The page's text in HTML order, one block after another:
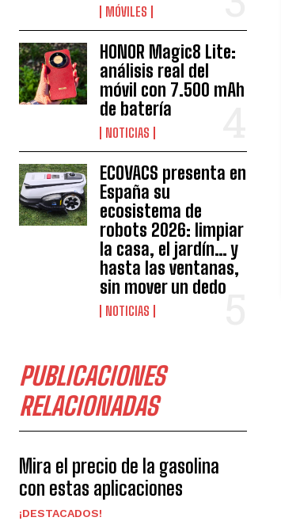
MÓVILES
HONOR Magic8 Lite:
análisis real del
móvil con 7.500 mAh
de batería
NOTICIAS
ECOVACS presenta en
España su
ecosistema de
robots 2026: limpiar
la casa, el jardín… y
hasta las ventanas,
sin mover un dedo
NOTICIAS
PUBLICACIONES
RELACIONADAS
Mira el precio de la gasolina
con estas aplicaciones
¡DESTACADOS!